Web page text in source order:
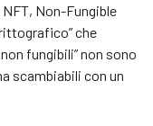
Non-Fungible
che
fungibili” non sono
scambiabili con un